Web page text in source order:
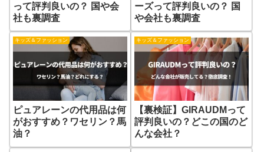
って評判良いの？ 国や会
社も裏調査
ーズって評判良いの？ 国
や会社も裏調査
キッズ＆ファッション
ピュアレーンの代用品は何
がおすすめ？ワセリン？馬
油？
キッズ＆ファッション
【裏検証】GIRAUDMって
評判良いの？どこの国のど
んな会社？